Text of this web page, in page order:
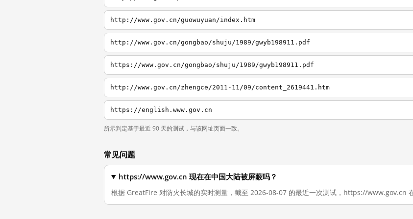
http://www.gov.cn/guowuyuan/index.htm
http://www.gov.cn/gongbao/shuju/1989/gwyb198911.pdf
https://www.gov.cn/gongbao/shuju/1989/gwyb198911.pdf
http://www.gov.cn/zhengce/2011-11/09/content_2619441.htm
https://english.www.gov.cn
所示判定基于最近 90 天的测试，与该网址页面一致。
常见问题
https://www.gov.cn 现在在中国大陆被屏蔽吗？
根据 GreatFire 对防火长城的实时测量，截至 2026-08-07 的最近一次测试，https://www.gov.cn